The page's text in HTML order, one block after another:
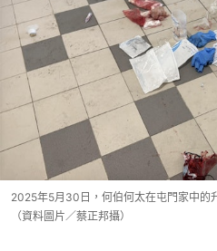
2025年5月30日，何伯何太在屯門家中的
（資料圖片／蔡正邦攝）